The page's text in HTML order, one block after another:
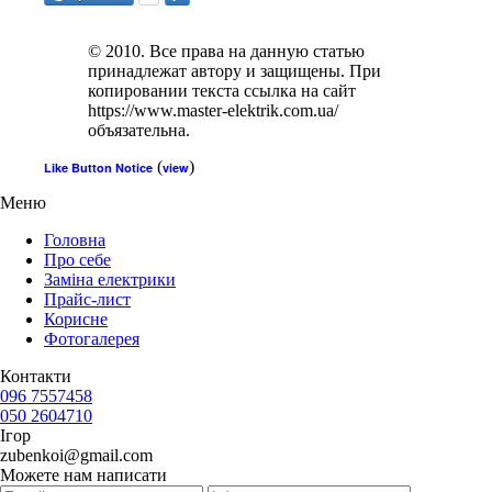
© 2010. Все права на данную статью
принадлежат автору и защищены. При
копировании текста ссылка на сайт
https://www.master-elektrik.com.ua/
объязательна.
Like Button Notice (view)
Меню
Головна
Про себе
Заміна електрики
Прайс-лист
Корисне
Фотогалерея
Контакти
096 7557458
050 2604710
Ігор
zubenkoi@gmail.com
Можете нам написати